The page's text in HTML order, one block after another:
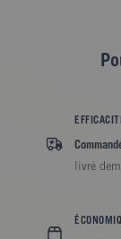
livré